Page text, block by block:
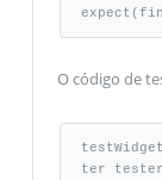
O código de
ter